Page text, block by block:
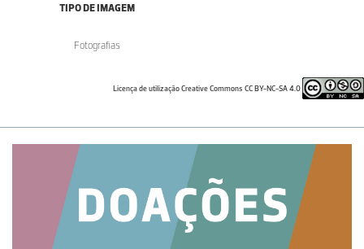
TIPO DE IMAGEM
Fotografias
Licença de utilização Creative Commons CC BY-NC-SA 4.0